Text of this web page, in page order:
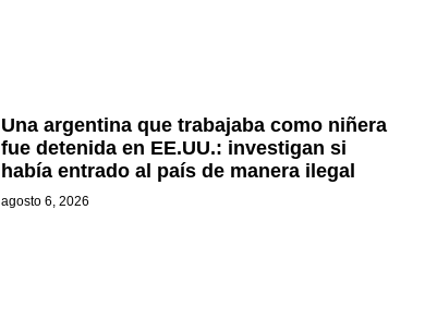
Una argentina que trabajaba como niñera
fue detenida en EE.UU.: investigan si
había entrado al país de manera ilegal
agosto 6, 2026